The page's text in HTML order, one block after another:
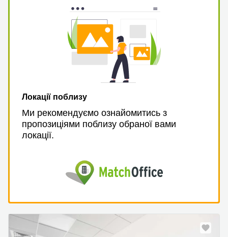
Локації поблизу
Ми рекомендуємо ознайомитись з
пропозиціями поблизу обраної вами
локації.